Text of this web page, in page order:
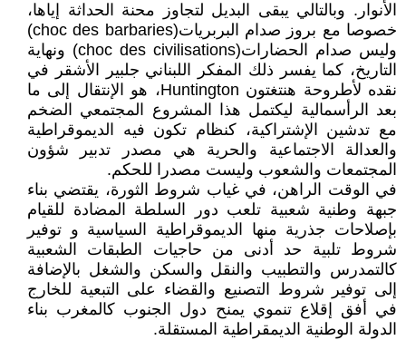
الأنوار. وبالتالي يبقى البديل لتجاوز محنة الحداثة إياها،
خصوصا مع بروز صدام البربريات(choc des barbaries)
وليس صدام الحضارات(choc des civilisations) ونهاية
التاريخ، كما يفسر ذلك المفكر اللبناني جلبير الأشقر في
نقده لأطروحة هنتغتون Huntington، هو الإنتقال إلى ما
بعد الرأسمالية ليكتمل هذا المشروع المجتمعي الضخم
مع تدشين الإشتراكية، كنظام تكون فيه الديموقراطية
والعدالة الاجتماعية والحرية هي مصدر تدبير شؤون
المجتمعات والشعوب وليست مصدرا للحكم.
في الوقت الراهن، في غياب شروط الثورة، يقتضي بناء
جبهة وطنية شعبية تلعب دور السلطة المضادة للقيام
بإصلاحات جذرية منها الديموقراطية السياسية و توفير
شروط تلبية حد أدنى من حاجيات الطبقات الشعبية
كالتمدرس والتطبيب والنقل والسكن والشغل بالإضافة
إلى توفير شروط التصنيع والقضاء على التبعية للخارج
في أفق إقلاع تنموي يمنح دول الجنوب كالمغرب بناء
الدولة الوطنية الديمقراطية المستقلة.